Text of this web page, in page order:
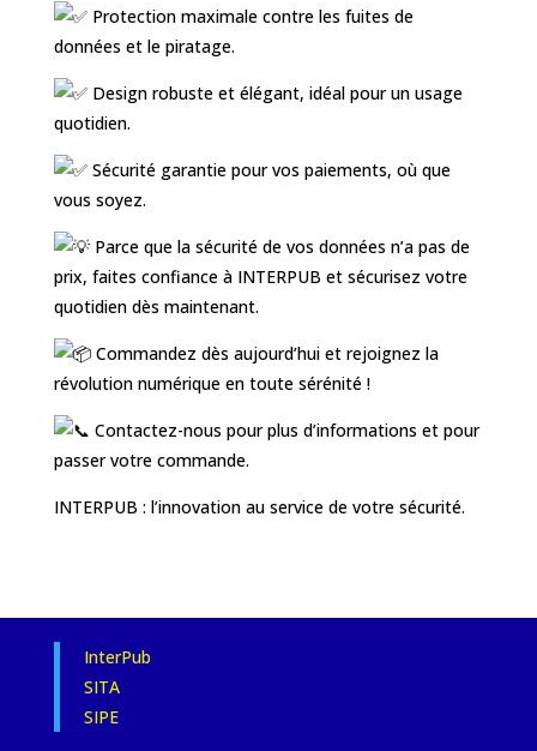
Protection maximale contre les fuites de
données et le piratage.
Design robuste et élégant, idéal pour un usage
quotidien.
Sécurité garantie pour vos paiements, où que
vous soyez.
Parce que la sécurité de vos données n’a pas de
prix, faites confiance à INTERPUB et sécurisez votre
quotidien dès maintenant.
Commandez dès aujourd’hui et rejoignez la
révolution numérique en toute sérénité !
Contactez-nous pour plus d’informations et pour
passer votre commande.
INTERPUB : l’innovation au service de votre sécurité.
InterPub
SITA
SIPE